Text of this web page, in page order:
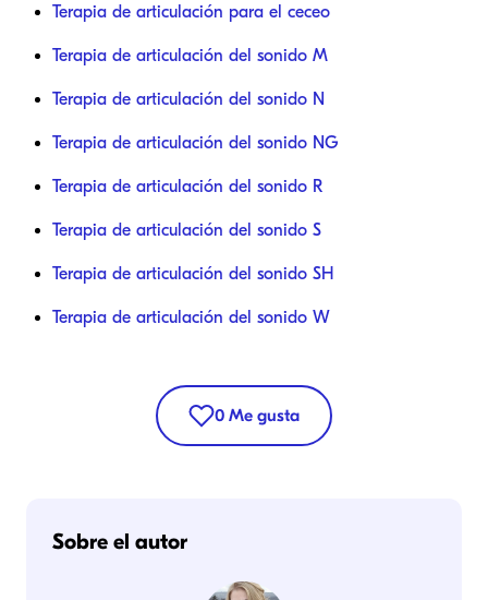
Terapia de articulación para el ceceo
Terapia de articulación del sonido M
Terapia de articulación del sonido N
Terapia de articulación del sonido NG
Terapia de articulación del sonido R
Terapia de articulación del sonido S
Terapia de articulación del sonido SH
Terapia de articulación del sonido W
0 Me gusta
Sobre el autor